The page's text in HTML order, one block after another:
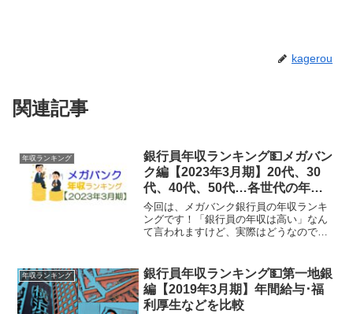
kagerou
関連記事
年収ランキング
銀行員年収ランキング💵メガバン
ク編【2023年3月期】20代、30
代、40代、50代…各世代の年収
を比較
今回は、メガバンク銀行員の年収ランキ
ングです！「銀行員の年収は高い」なん
て言われますけど、実際はどうなのでし
す。対象となるのは、以下の３銀行で
す。CODE区分銀行名100...
年収ランキング
銀行員年収ランキング💵第一地銀
編【2019年3月期】年間給与･福
利厚生などを比較